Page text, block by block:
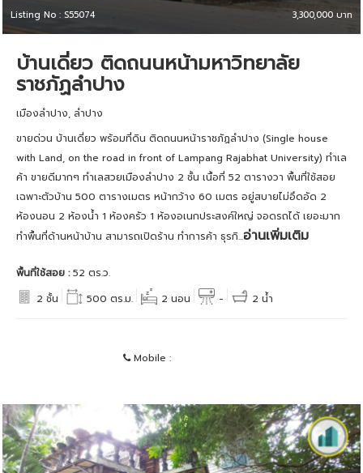
Listing No : S55074 3,300,000 บาท
บ้านเดี่ยว ติดถนนหน้ามหาวิทยาลัย
ราชภัฏลำปาง
เมืองลำปาง, ลำปาง
ขายด่วน บ้านเดี่ยว พร้อมที่ดิน ติดถนนหน้าราชภัฏลำปาง (Single house
with Land, on the road in front of Lampang Rajabhat University) ทำเล
ค้า ขายดีมากๆ ทำเลสวยเมืองลำปาง 2 ชั้น เนื้อที่ 52 ตารางวา พื้นที่ใช้สอย
เฉพาะตัวบ้าน 500 ตารางเมตร หน้ากว้าง 60 เมตร อยู่สบายไม่อึดอัด 2
ห้องนอน 2 ห้องน้ำ 1 ห้องครัว 1 ห้องอเนกประสงค์ใหญ่ จอดรถได้ เยอะมาก
ทำพื้นที่ด้านหน้าบ้าน สามารถเปิดร้าน ทำการค้า ธุรกิ...อ่านเพิ่มเติม
พื้นที่ใช้สอย :52 ตร.ว.
2 ชั้น
500 ตร.ม. 2 นอน - 2 น้ำ
Mobile :